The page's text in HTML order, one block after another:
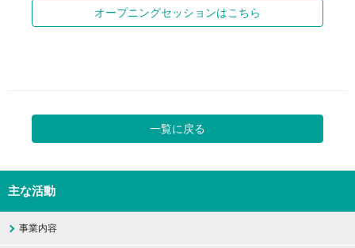
オープニングセッションはこちら
一覧に戻る
主な活動
事業内容